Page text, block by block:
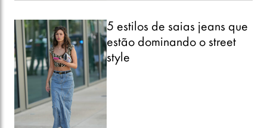
5 estilos de saias jeans que
estão dominando o street
style